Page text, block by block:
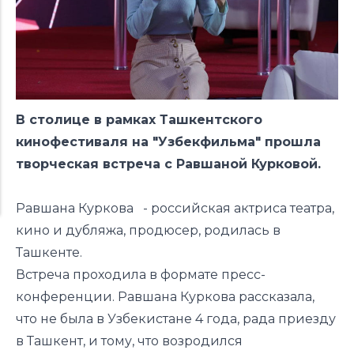
В столице в рамках Ташкентского
кинофестиваля на "Узбекфильма" прошла
творческая встреча с Равшаной Курковой.
Равшана Куркова - российская актриса театра,
кино и дубляжа, продюсер, родилась в
Ташкенте.
Встреча проходила в формате пресс-
конференции. Равшана Куркова рассказала,
что не была в Узбекистане 4 года, рада приезду
в Ташкент, и тому, что возродился